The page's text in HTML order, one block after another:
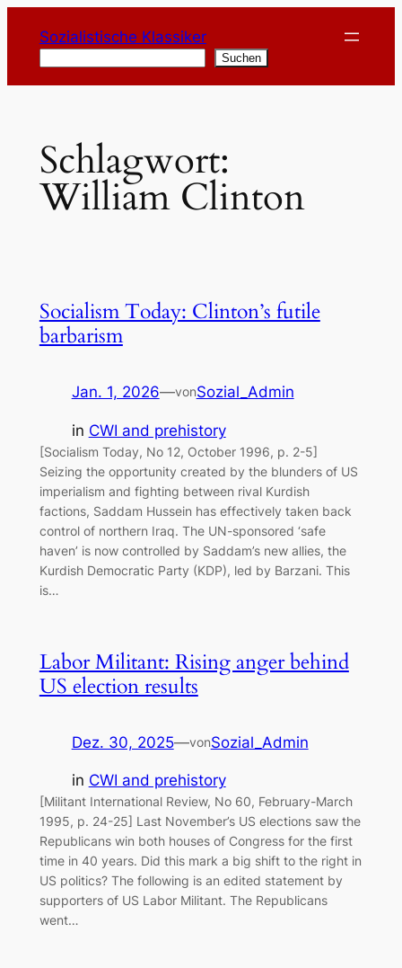
Inhalt
springen
Sozialistische Klassiker
Suchen
Schlagwort:
William Clinton
Socialism Today: Clinton’s futile
barbarism
Jan. 1, 2026—vonSozial_Admin
in CWI and prehistory
[Socialism Today, No 12, October 1996, p. 2-5]
Seizing the opportunity created by the blunders of US
imperialism and fighting between rival Kurdish
factions, Saddam Hussein has effectively taken back
control of northern Iraq. The UN-sponsored ‘safe
haven’ is now controlled by Saddam’s new allies, the
Kurdish Democratic Party (KDP), led by Barzani. This
is…
Labor Militant: Rising anger behind
US election results
Dez. 30, 2025—vonSozial_Admin
in CWI and prehistory
[Militant International Review, No 60, February-March
1995, p. 24-25] Last November’s US elections saw the
Republicans win both houses of Congress for the first
time in 40 years. Did this mark a big shift to the right in
US politics? The following is an edited statement by
supporters of US Labor Militant. The Republicans
went…